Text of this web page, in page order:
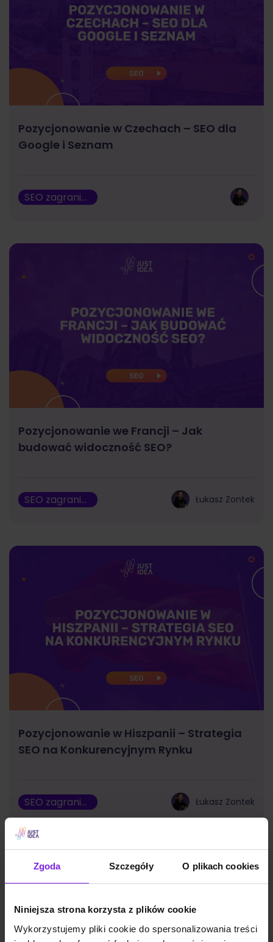
Zgoda Szczegóły O plikach cookies
Niniejsza strona korzysta z plików cookie
Wykorzystujemy pliki cookie do spersonalizowania treści
Pozycjonowanie w Czechach – SEO dla
Google i Seznam
SEO zagraniczne
Pozycjonowanie we Francji – Jak
budować widoczność SEO?
SEO zagraniczne Łukasz Zontek
Pozycjonowanie w Hiszpanii – Strategia
SEO na Konkurencyjnym Rynku
SEO zagraniczne Łukasz Zontek